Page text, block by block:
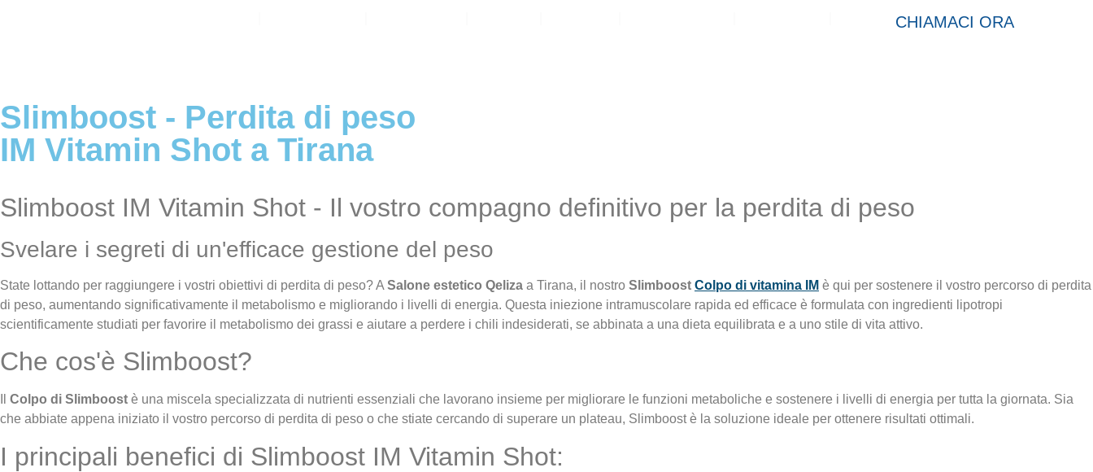
CHIAMACI ORA
Slimboost - Perdita di peso
IM Vitamin Shot a Tirana
Slimboost IM Vitamin Shot - Il vostro compagno definitivo per la perdita di peso
Svelare i segreti di un'efficace gestione del peso
State lottando per raggiungere i vostri obiettivi di perdita di peso? A Salone estetico Qeliza a Tirana, il nostro Slimboost Colpo di vitamina IM è qui per sostenere il vostro percorso di perdita
di peso, aumentando significativamente il metabolismo e migliorando i livelli di energia. Questa iniezione intramuscolare rapida ed efficace è formulata con ingredienti lipotropi
scientificamente studiati per favorire il metabolismo dei grassi e aiutare a perdere i chili indesiderati, se abbinata a una dieta equilibrata e a uno stile di vita attivo.
Che cos'è Slimboost?
Colpo di Slimboost è una miscela specializzata di nutrienti essenziali che lavorano insieme per migliorare le funzioni metaboliche e sostenere i livelli di energia per tutta la giornata. Sia
che abbiate appena iniziato il vostro percorso di perdita di peso o che stiate cercando di superare un plateau, Slimboost è la soluzione ideale per ottenere risultati ottimali.
I principali benefici di Slimboost IM Vitamin Shot: